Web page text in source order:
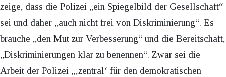
zeige, dass die Polizei „ein Spiegelbild der Gesellschaft“
sei und daher „auch nicht frei von Diskriminierung“. Es
brauche „den Mut zur Verbesserung“ und die Bereitschaft,
„Diskriminierungen klar zu benennen“. Zwar sei die
Arbeit der Polizei „‚zentral‘ für den demokratischen